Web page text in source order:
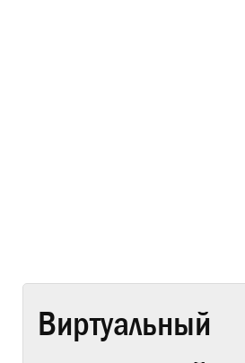
Виртуальный